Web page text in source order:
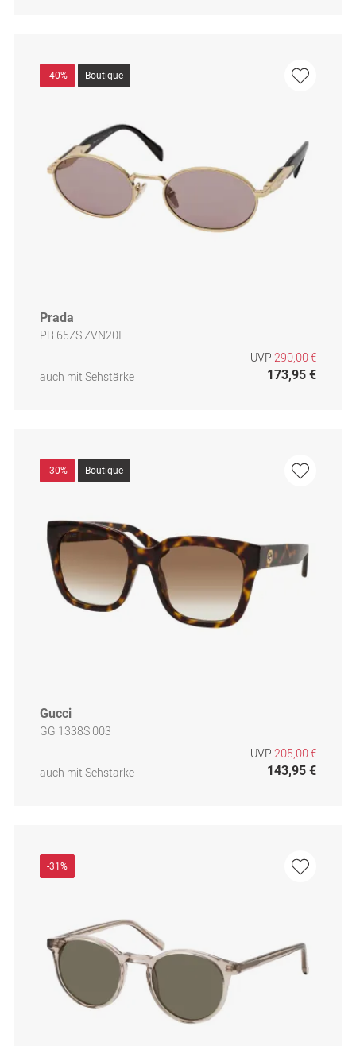
-40% Boutique
Prada
PR 65ZS ZVN20I
auch mit Sehstärke
UVP 290,00 €
173,95 €
-30% Boutique
Gucci
GG 1338S 003
auch mit Sehstärke
UVP 205,00 €
143,95 €
-31%